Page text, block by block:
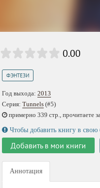
0.00
ФЭНТЕЗИ
Год выхода: 2013
Серия: Tunnels (#5)
примерно 339 стр., прочитаете
Чтобы добавить книгу в свою
Добавить в мои книги
Аннотация